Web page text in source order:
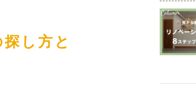
店舗リノベーション
し方と